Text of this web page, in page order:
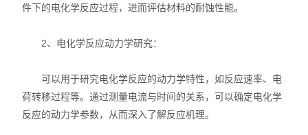
件下的电化学反应过程，进而评估材料的耐蚀性能。
2、电化学反应动力学研究：
可以用于研究电化学反应的动力学特性，如反应速率、电
荷转移过程等。通过测量电流与时间的关系，可以确定电化学
反应的动力学参数，从而深入了解反应机理。